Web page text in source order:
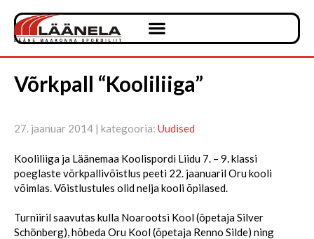
Võrkpall “Kooliliiga”
27. jaanuar 2014 | kategooria: Uudised
Kooliliiga ja Läänemaa Koolispordi Liidu 7. – 9. klassi
poeglaste võrkpallivõistlus peeti 22. jaanuaril Oru kooli
võimlas. Võistlustules olid nelja kooli õpilased.
Turniiril saavutas kulla Noarootsi Kool (õpetaja Silver
Schönberg), hõbeda Oru Kool (õpetaja Renno Silde) ning